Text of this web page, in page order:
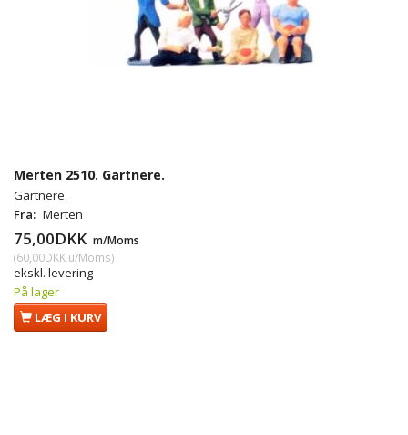
Merten 2510. Gartnere.
Gartnere.
Fra: Merten
75,00DKK m/Moms
(60,00DKK u/Moms)
ekskl. levering
På lager
LÆG I KURV